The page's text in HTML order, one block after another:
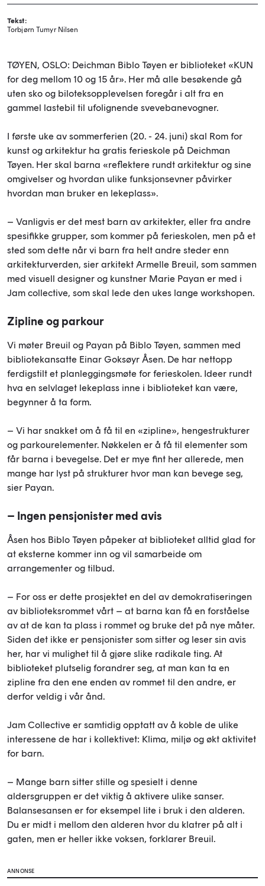
Tekst:
Torbjørn Tumyr Nilsen
TØYEN, OSLO: Deichman Biblo Tøyen er biblioteket «KUN
for deg mellom 10 og 15 år». Her må alle besøkende gå
uten sko og biloteksopplevelsen foregår i alt fra en
gammel lastebil til ufolignende svevebanevogner.
I første uke av sommerferien (20. - 24. juni) skal Rom for
kunst og arkitektur ha gratis ferieskole på Deichman
Tøyen. Her skal barna «reflektere rundt arkitektur og sine
omgivelser og hvordan ulike funksjonsevner påvirker
hvordan man bruker en lekeplass».
– Vanligvis er det mest barn av arkitekter, eller fra andre
spesifikke grupper, som kommer på ferieskolen, men på et
sted som dette når vi barn fra helt andre steder enn
arkitekturverden, sier arkitekt Armelle Breuil, som sammen
med visuell designer og kunstner Marie Payan er med i
Jam collective, som skal lede den ukes lange workshopen.
Zipline og parkour
Vi møter Breuil og Payan på Biblo Tøyen, sammen med
bibliotekansatte Einar Goksøyr Åsen. De har nettopp
ferdigstilt et planleggingsmøte for ferieskolen. Ideer rundt
hva en selvlaget lekeplass inne i biblioteket kan være,
begynner å ta form.
– Vi har snakket om å få til en «zipline», hengestrukturer
og parkourelementer. Nøkkelen er å få til elementer som
får barna i bevegelse. Det er mye fint her allerede, men
mange har lyst på strukturer hvor man kan bevege seg,
sier Payan.
– Ingen pensjonister med avis
Åsen hos Biblo Tøyen påpeker at biblioteket alltid glad for
at eksterne kommer inn og vil samarbeide om
arrangementer og tilbud.
– For oss er dette prosjektet en del av demokratiseringen
av biblioteksrommet vårt – at barna kan få en forståelse
av at de kan ta plass i rommet og bruke det på nye måter.
Siden det ikke er pensjonister som sitter og leser sin avis
her, har vi mulighet til å gjøre slike radikale ting. At
biblioteket plutselig forandrer seg, at man kan ta en
zipline fra den ene enden av rommet til den andre, er
derfor veldig i vår ånd.
Jam Collective er samtidig opptatt av å koble de ulike
interessene de har i kollektivet: Klima, miljø og økt aktivitet
for barn.
– Mange barn sitter stille og spesielt i denne
aldersgruppen er det viktig å aktivere ulike sanser.
Balansesansen er for eksempel lite i bruk i den alderen.
Du er midt i mellom den alderen hvor du klatrer på alt i
gaten, men er heller ikke voksen, forklarer Breuil.
ANNONSE